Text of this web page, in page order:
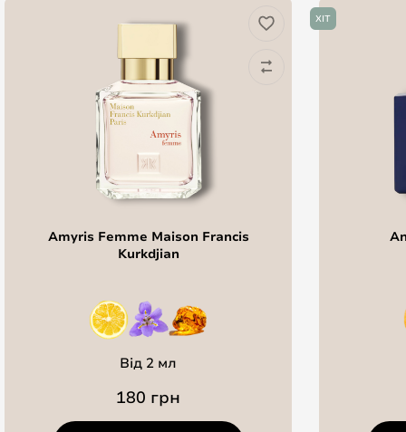
Amyris Femme Maison Francis
Kurkdjian
Від 2 мл
180 грн
ХІТ